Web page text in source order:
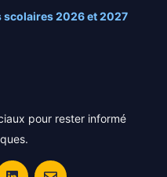
scolaires 2026 et 2027
pour rester informé